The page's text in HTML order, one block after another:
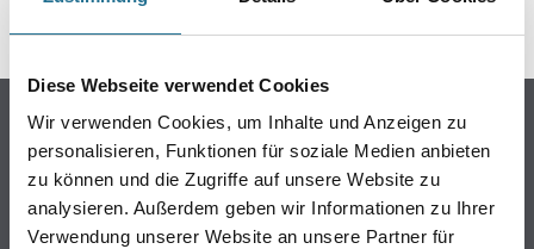
Diese Webseite verwendet Cookies
Wir verwenden Cookies, um Inhalte und Anzeigen zu
personalisieren, Funktionen für soziale Medien anbieten
zu können und die Zugriffe auf unsere Website zu
analysieren. Außerdem geben wir Informationen zu Ihrer
Verwendung unserer Website an unsere Partner für
GEFAHRENHINWEISE
Online-Shop
Farbe
Trockenbau